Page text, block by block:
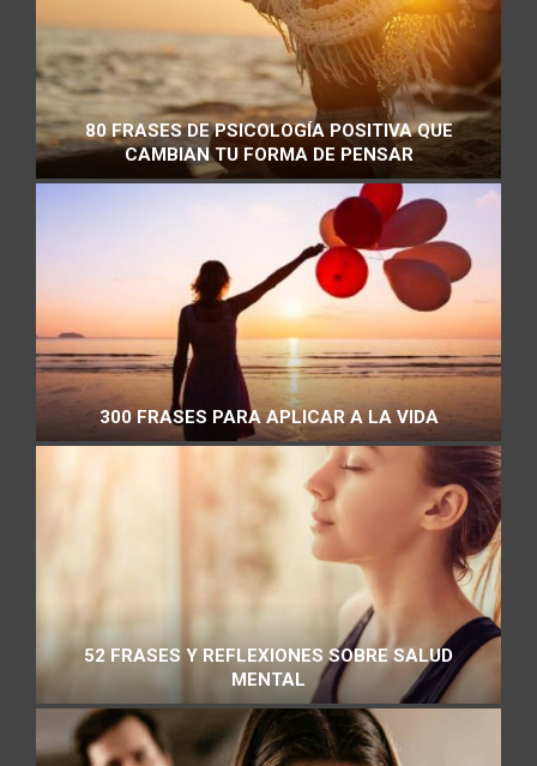
80 FRASES DE PSICOLOGÍA POSITIVA QUE
CAMBIAN TU FORMA DE PENSAR
300 FRASES PARA APLICAR A LA VIDA
52 FRASES Y REFLEXIONES SOBRE SALUD
MENTAL